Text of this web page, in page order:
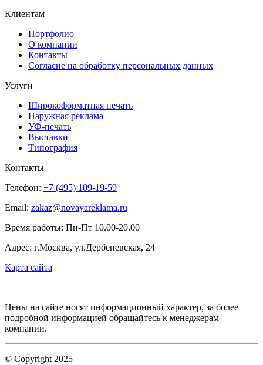
Клиентам
Портфолио
О компании
Контакты
Согласие на обработку персональных данных
Услуги
Широкоформатная печать
Наружная реклама
УФ-печать
Выставки
Типография
Контакты
Телефон: +7 (495) 109-19-59
Email: zakaz@novayareklama.ru
Время работы: Пн-Пт 10.00-20.00
Адрес: г.Москва, ул.Дербеневская, 24
Карта сайта
Цены на сайте носят информационный характер, за более
подробной информацией обращайтесь к менеджерам
компании.
© Copyright 2025